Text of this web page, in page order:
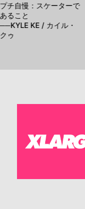
プチ自慢：スケーターで
あること
──KYLE KE / カイル・
クゥ